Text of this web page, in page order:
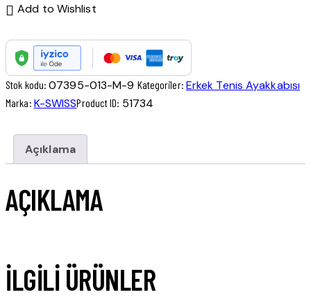
Add to Wishlist
Stok kodu:07395-013-M-9 Kategoriler: Erkek Tenis Ayakkabısı
Marka: K-SWISSProduct ID: 51734
Açıklama
AÇIKLAMA
İLGILI ÜRÜNLER